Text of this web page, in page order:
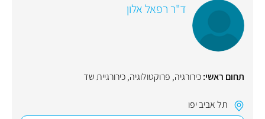
ד"ר רפאל אלון
תחום ראשי:כירורגיה, פרוקטולוגיה,כירורגיית שד
תל אביב יפו